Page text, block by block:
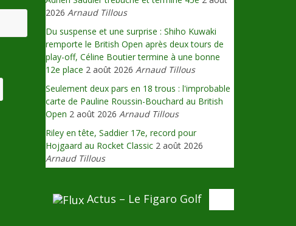
2026 Arnaud Tillous
Du suspense et une surprise : Shiho Kuwaki
remporte le British Open après deux tours de
play-off, Céline Boutier termine à une bonne
12e place 2 août 2026 Arnaud Tillous
Seulement deux pars en 18 trous : l'improbable
carte de Pauline Roussin-Bouchard au British
Open 2 août 2026 Arnaud Tillous
Riley en tête, Saddier 17e, record pour
Hojgaard au Rocket Classic 2 août 2026
Arnaud Tillous
Actus – Le Figaro Golf